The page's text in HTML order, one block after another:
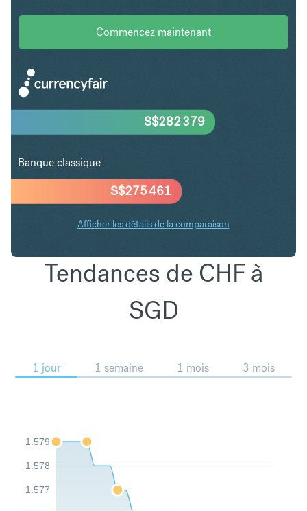
Commencez maintenant
S$275 461
S$282 379
Banque classique
Afficher les détails de la comparaison
Tendances de CHF à
SGD
1 jour 1 semaine 1 mois 3 mois
1.577
1.578
1.579